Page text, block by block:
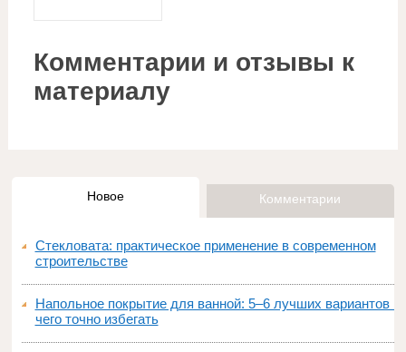
Комментарии и отзывы к
материалу
Новое Комментарии
Стекловата: практическое применение в современном
строительстве
Напольное покрытие для ванной: 5–6 лучших вариантов и
чего точно избегать